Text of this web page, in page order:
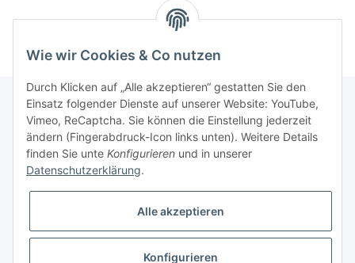
Informationen
Gesetzliche Informationen
Wie wir Cookies & Co nutzen
Durch Klicken auf „Alle akzeptieren“ gestatten Sie den
Einsatz folgender Dienste auf unserer Website: YouTube,
Vimeo, ReCaptcha. Sie können die Einstellung jederzeit
ändern (Fingerabdruck-Icon links unten). Weitere Details
finden Sie unte Konfigurieren und in unserer
Datenschutzerklärung.
Alle akzeptieren
Konfigurieren